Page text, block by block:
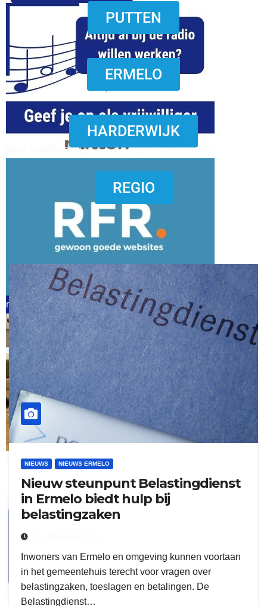
download onzze App
word vrijwilliger (1)
zielman
word vrijwilliger (1)
refreshed webdesign putten
ruitengaparket
PUTTEN
ERMELO
HARDERWIJK
REGIO
NIEUWS NIEUWS ERMELO
Nieuw steunpunt Belastingdienst
in Ermelo biedt hulp bij
belastingzaken
Inwoners van Ermelo en omgeving kunnen voortaan
in het gemeentehuis terecht voor vragen over
belastingzaken, toeslagen en betalingen. De
Belastingdienst…